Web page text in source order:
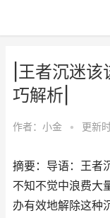
|王者沉迷
巧解析|
作者： 小金 • 更新
摘要：导语：王者
不知不觉中浪费大
办有效地解除这种